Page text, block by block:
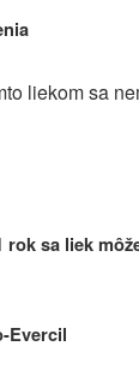
liekom sa
rok sa liek
Evercil